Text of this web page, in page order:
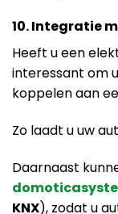
10. Integratie
Heeft u een
interessant om
koppelen aan
Zo laadt u uw
Daarnaast
KNX), zodat u